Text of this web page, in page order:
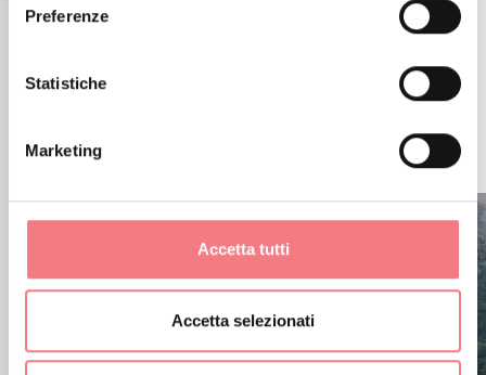
Preferenze
Statistiche
Marketing
Accetta tutti
Accetta selezionati
ANCHE